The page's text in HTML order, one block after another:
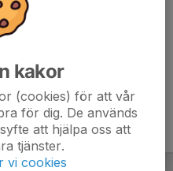
kakor
(cookies) för att vår
för dig. De används
att hjälpa oss att
tjänster.
vi cookies